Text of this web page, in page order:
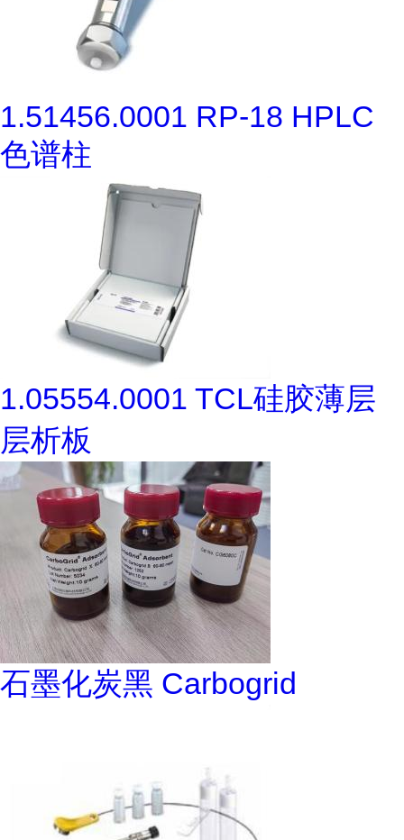
1.51456.0001 RP-18 HPLC
色谱柱
1.05554.0001 TCL硅胶薄层
层析板
石墨化炭黑 Carbogrid